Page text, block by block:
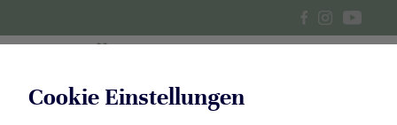
Cookie Einstellungen